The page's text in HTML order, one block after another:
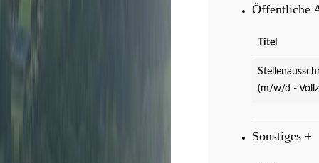
Öffentliche
Titel
(m/w/d -
Sonstiges +